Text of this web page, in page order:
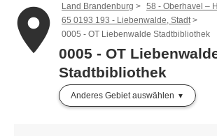
place Land Brandenburg
58 - Oberhavel –
65 0193 193 - Liebenwalde, Stadt
0005 - OT Liebenwalde Stadtbibliothek
0005 - OT
Stadtbibliothek
Anderes Gebiet auswählen